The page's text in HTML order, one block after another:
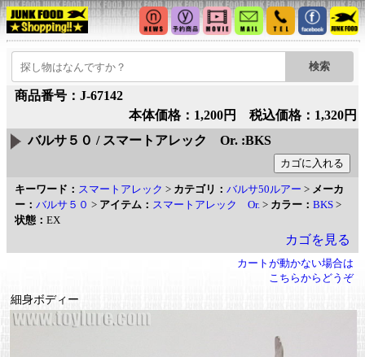
商品番号：J-67142
本体価格：1,200円 税込価格：1,320円
バルサ５０ / スマートアレック Or. :BKS
キーワード： スマートアレック > カテゴリ： バルサ50ルアー > メーカ
ー： バルサ５０ > アイテム： スマートアレック Or. > カラー： BKS >
状態： EX
カゴを見る
カートが動かない場合は
こちらからどうぞ
細身ボディー